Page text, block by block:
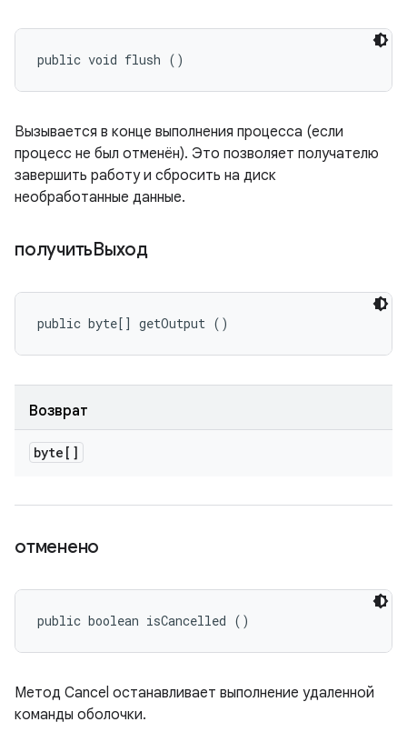
public void flush ()
Вызывается в конце выполнения процесса (если
процесс не был отменён). Это позволяет получателю
завершить работу и сбросить на диск
необработанные данные.
получитьВыход
public byte[] getOutput ()
Возврат
byte[]
отменено
public boolean isCancelled ()
Метод Cancel останавливает выполнение удаленной
команды оболочки.